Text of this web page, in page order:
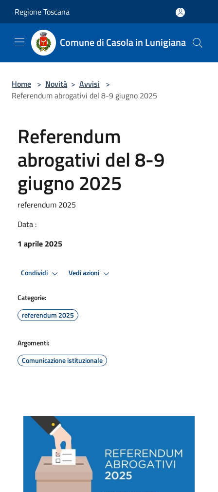
Regione Toscana
Comune di Casola in Lunigiana
Home > Novità > Avvisi >
Referendum abrogativi del 8-9 giugno 2025
Referendum
abrogativi del 8-9
giugno 2025
referendum 2025
Data :
1 aprile 2025
Condividi Vedi azioni
Categorie:
referendum 2025
Argomenti:
Comunicazione istituzionale